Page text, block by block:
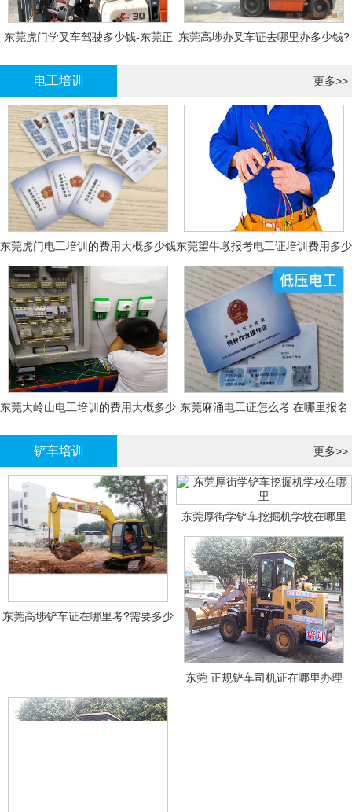
东莞虎门学叉车驾驶多少钱-东莞正 东莞高埗办叉车证去哪里办多少钱?
电工培训 更多>>
东莞虎门电工培训的费用大概多少钱东莞望牛墩报考电工证培训费用多少
钱
东莞大岭山电工培训的费用大概多少 东莞麻涌电工证怎么考 在哪里报名
铲车培训 更多>>
东莞高埗铲车证在哪里考?需要多少
东莞厚街学铲车挖掘机学校在哪里
东莞 正规铲车司机证在哪里办理